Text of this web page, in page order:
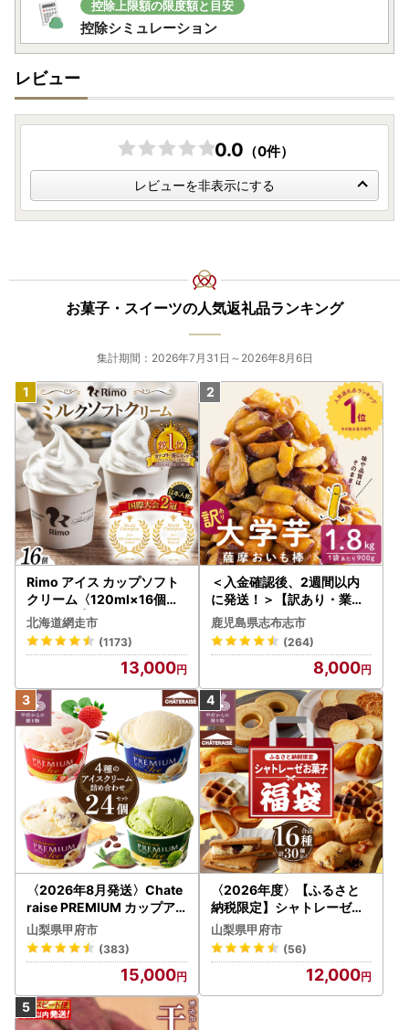
控除上限額の限度額と目安
控除シミュレーション
レビュー
0.0 （0件）
レビューを非表示にする
お菓子・スイーツの人気返礼品ランキング
集計期間：2026年7月31日～2026年8月6日
Rimo アイス カップソフト
クリーム〈120ml×16個〉
ABA002 | アイス
北海道網走市
(1173)
13,000
＜入金確認後、2週間以内
に発送！＞【訳あり・業務
用】薩摩おいも棒セット 計
1.8kg(900g×2袋) p8-142
-2w
鹿児島県志布志市
(264)
8,000
〈2026年8月発送〉Chate
raise PREMIUM カップア
イス 詰合せ 4種 24個 アイ
ス
山梨県甲府市
(383)
15,000
〈2026年度〉【ふるさと
納税限定】シャトレーゼ人
気お菓子勢ぞろい!! お菓子
福箱 シャトレーゼ
山梨県甲府市
(56)
12,000